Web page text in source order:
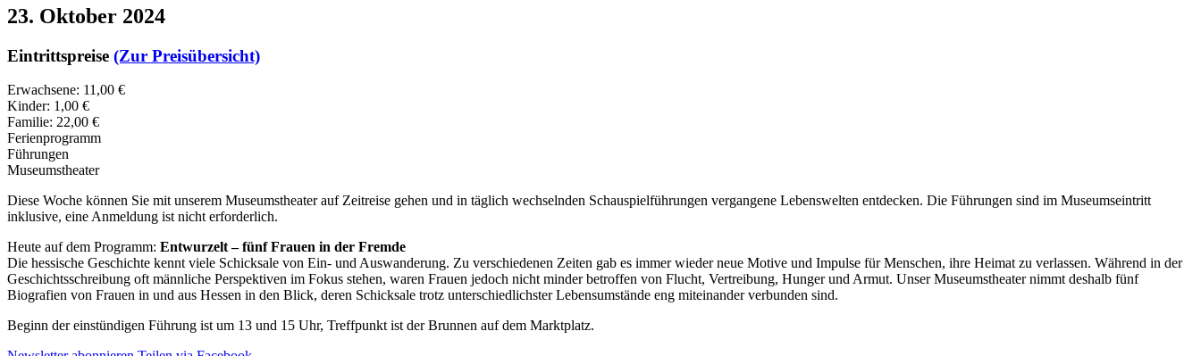
23. Oktober 2024
Eintrittspreise (Zur Preisübersicht)
Erwachsene: 11,00 €
Kinder: 1,00 €
Familie: 22,00 €
Ferienprogramm
Führungen
Museumstheater
Diese Woche können Sie mit unserem Museumstheater auf Zeitreise gehen und in täglich wechselnden Schauspielführungen vergangene Lebenswelten entdecken. Die Führungen sind im Museumseintritt
inklusive, eine Anmeldung ist nicht erforderlich.
Heute auf dem Programm: Entwurzelt – fünf Frauen in der Fremde
Die hessische Geschichte kennt viele Schicksale von Ein- und Auswanderung. Zu verschiedenen Zeiten gab es immer wieder neue Motive und Impulse für Menschen, ihre Heimat zu verlassen. Während in der
Geschichtsschreibung oft männliche Perspektiven im Fokus stehen, waren Frauen jedoch nicht minder betroffen von Flucht, Vertreibung, Hunger und Armut. Unser Museumstheater nimmt deshalb fünf
Biografien von Frauen in und aus Hessen in den Blick, deren Schicksale trotz unterschiedlichster Lebensumstände eng miteinander verbunden sind.
Beginn der einstündigen Führung ist um 13 und 15 Uhr, Treffpunkt ist der Brunnen auf dem Marktplatz.